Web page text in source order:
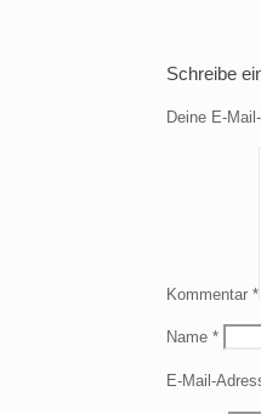
Schreibe
Deine E-
Kommentar *
Name *
E-Mail-